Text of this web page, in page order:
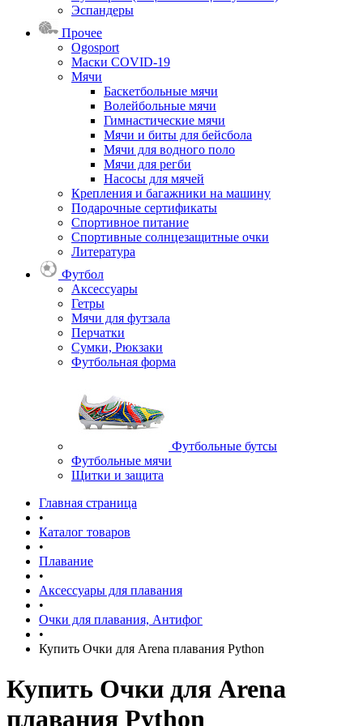
Эспандеры
Прочее
Ogosport
Маски COVID-19
Мячи
Баскетбольные мячи
Волейбольные мячи
Гимнастические мячи
Мячи и биты для бейсбола
Мячи для водного поло
Мячи для регби
Насосы для мячей
Крепления и багажники на машину
Подарочные сертификаты
Спортивное питание
Спортивные солнцезащитные очки
Литература
Футбол
Аксессуары
Гетры
Мячи для футзала
Перчатки
Сумки, Рюкзаки
Футбольная форма
Футбольные бутсы
Футбольные мячи
Щитки и защита
Главная страница
•
Каталог товаров
•
Плавание
•
Аксессуары для плавания
•
Очки для плавания, Антифог
•
Купить Очки для Arena плавания Python
Купить Очки для Arena
плавания Python